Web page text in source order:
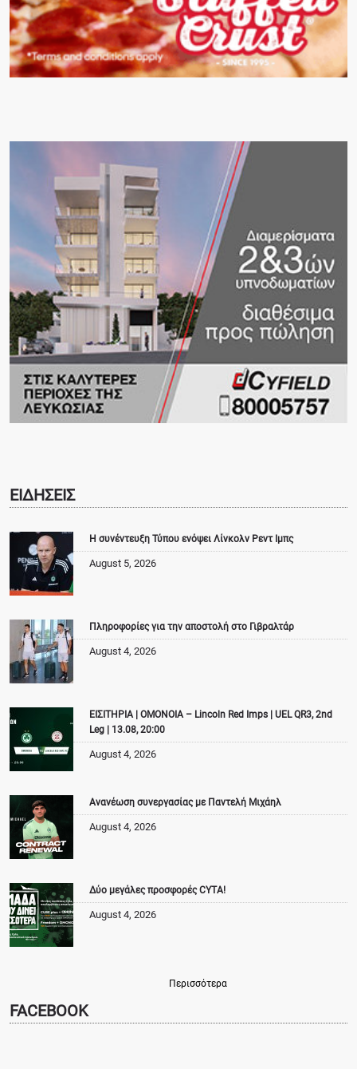
ΕΙΔΗΣΕΙΣ
Η συνέντευξη Τύπου ενόψει Λίνκολν Ρεντ Ιμπς
August 5, 2026
Πληροφορίες για την αποστολή στο Γιβραλτάρ
August 4, 2026
ΕΙΣΙΤΗΡΙΑ | ΟΜΟΝΟΙΑ – Lincoln Red Imps | UEL QR3, 2nd
Leg | 13.08, 20:00
August 4, 2026
Ανανέωση συνεργασίας με Παντελή Μιχάηλ
August 4, 2026
Δύο μεγάλες προσφορές CYTA!
August 4, 2026
Περισσότερα
FACEBOOK